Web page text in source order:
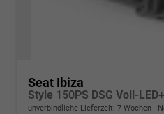
Seat Ibiza
unverbindliche Lieferzeit: 7 Wochen